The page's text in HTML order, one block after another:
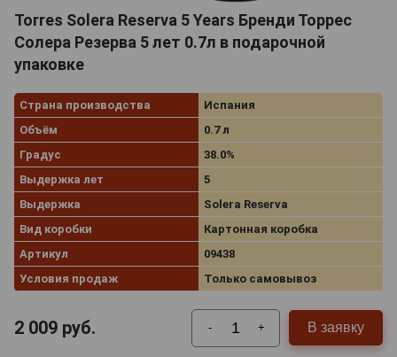
Torres Solera Reserva 5 Years Бренди Торрес
Солера Резерва 5 лет 0.7л в подарочной
упаковке
Страна производства
Испания
Объём
0.7 л
Градус
38.0%
Выдержка лет
5
Выдержка
Solera Reserva
Вид коробки
Картонная коробка
Артикул
09438
Условия продаж
Только самовывоз
2 009 руб. - + В заявку